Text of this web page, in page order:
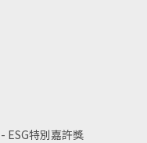
ESG特別嘉許獎